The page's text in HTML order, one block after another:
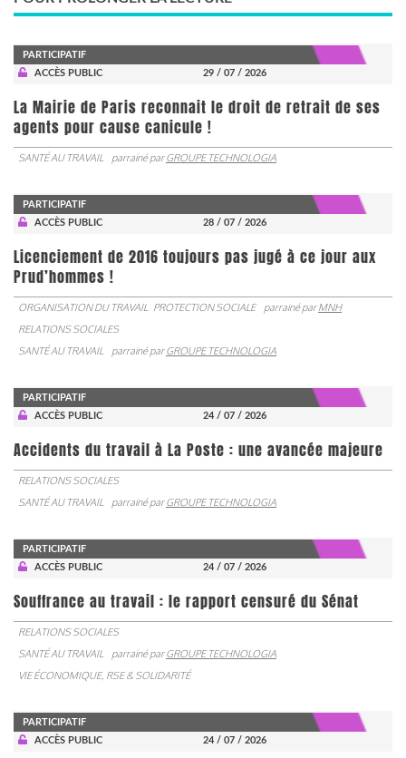
PARTICIPATIF
ACCÈS PUBLIC
29 / 07 / 2026
La Mairie de Paris reconnait le droit de retrait de ses
agents pour cause canicule !
SANTÉ AU TRAVAIL parrainé parGROUPE TECHNOLOGIA
PARTICIPATIF
ACCÈS PUBLIC
28 / 07 / 2026
Licenciement de 2016 toujours pas jugé à ce jour aux
Prud’hommes !
ORGANISATION DU TRAVAIL PROTECTION SOCIALE parrainé parMNH
RELATIONS SOCIALES
SANTÉ AU TRAVAIL
parrainé parGROUPE TECHNOLOGIA
PARTICIPATIF
ACCÈS PUBLIC
24 / 07 / 2026
Accidents du travail à La Poste : une avancée majeure
RELATIONS SOCIALES
SANTÉ AU TRAVAIL
parrainé parGROUPE TECHNOLOGIA
PARTICIPATIF
ACCÈS PUBLIC
24 / 07 / 2026
Souffrance au travail : le rapport censuré du Sénat
RELATIONS SOCIALES
SANTÉ AU TRAVAIL
parrainé parGROUPE TECHNOLOGIA
VIE ÉCONOMIQUE, RSE & SOLIDARITÉ
PARTICIPATIF
ACCÈS PUBLIC
24 / 07 / 2026